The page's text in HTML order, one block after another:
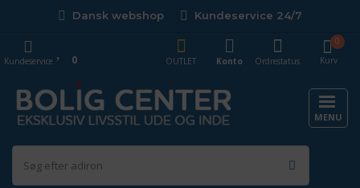
Dansk webshop Kundeservice 24/7
Kurv
0
OUTLET
Konto Ordrestatus
Kundeservice 0
MENU